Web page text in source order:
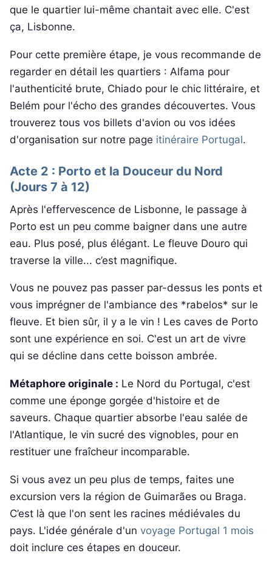
que le quartier lui-même chantait avec elle. C'est
ça, Lisbonne.
Pour cette première étape, je vous recommande de
regarder en détail les quartiers : Alfama pour
l'authenticité brute, Chiado pour le chic littéraire, et
Belém pour l'écho des grandes découvertes. Vous
trouverez tous vos billets d'avion ou vos idées
d'organisation sur notre page itinéraire Portugal.
Acte 2 : Porto et la Douceur du Nord
(Jours 7 à 12)
Après l'effervescence de Lisbonne, le passage à
Porto est un peu comme baigner dans une autre
eau. Plus posé, plus élégant. Le fleuve Douro qui
traverse la ville... c’est magnifique.
Vous ne pouvez pas passer par-dessus les ponts et
vous imprégner de l'ambiance des *rabelos* sur le
fleuve. Et bien sûr, il y a le vin ! Les caves de Porto
sont une expérience en soi. C'est un art de vivre
qui se décline dans cette boisson ambrée.
Métaphore originale : Le Nord du Portugal, c'est
comme une éponge gorgée d'histoire et de
saveurs. Chaque quartier absorbe l'eau salée de
l'Atlantique, le vin sucré des vignobles, pour en
restituer une fraîcheur incomparable.
Si vous avez un peu plus de temps, faites une
excursion vers la région de Guimarães ou Braga.
C’est là que l'on sent les racines médiévales du
pays. L'idée générale d'un voyage Portugal 1 mois
doit inclure ces étapes en douceur.